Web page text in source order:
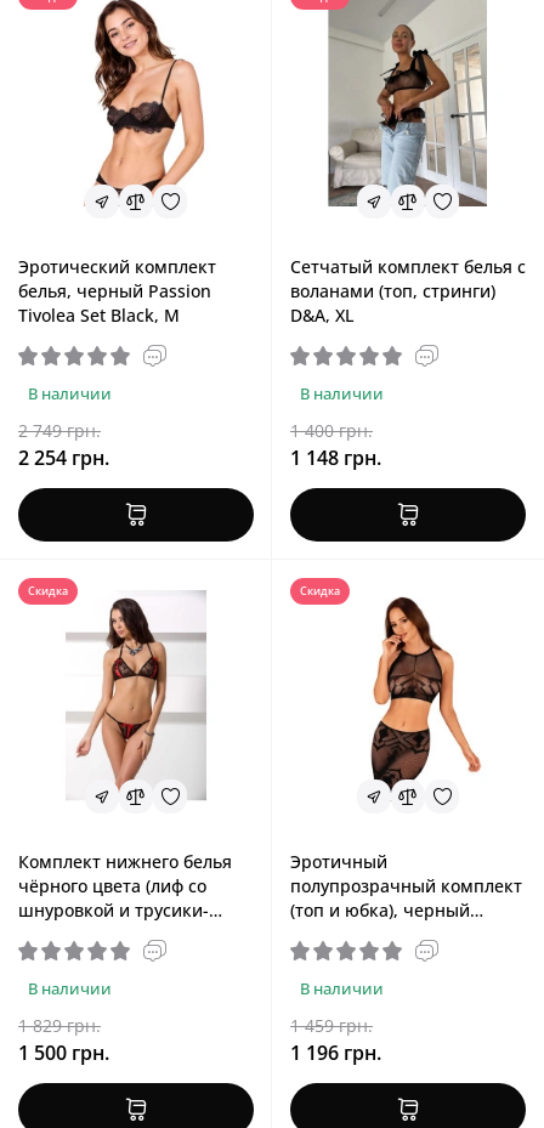
Эротический комплект
белья, черный Passion
Tivolea Set Black, M
В наличии
2 749 грн.
2 254 грн.
Сетчатый комплект белья с
воланами (топ, стринги)
D&A, XL
В наличии
1 400 грн.
1 148 грн.
Скидка
Комплект нижнего белья
чёрного цвета (лиф со
шнуровкой и трусики-
стринги) MELISSA BIKINI
Black, XXL/XXXL
В наличии
1 829 грн.
1 500 грн.
Скидка
Эротичный
полупрозрачный комплект
(топ и юбка), черный
Obsessive Heavenly K101
Top & Skirt Black, S/M/L
В наличии
1 459 грн.
1 196 грн.